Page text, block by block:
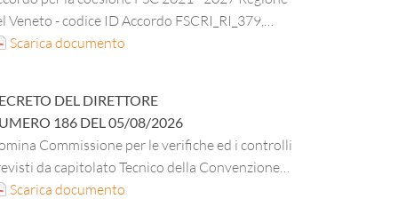
Veneto - codice ID Accordo FSCRI_RI_379,
di servizi abitativi e di ristorazione per gli
Roma (Verona) dell’ESU di Verona - CUP
Registrazione impegno di spesa
aggiudicazione procedura negoziata ai
art. 50 co. 1 lett. d) del D. Lgs. 36/2023. CUI
Scarica documento
DEL DIRETTORE
186 DEL05/08/2026
Commissione per le verifiche ed i controlli
da capitolato Tecnico della Convenzione
FM4 – lotto 5 per l’affidamento di servizi
Scarica documento